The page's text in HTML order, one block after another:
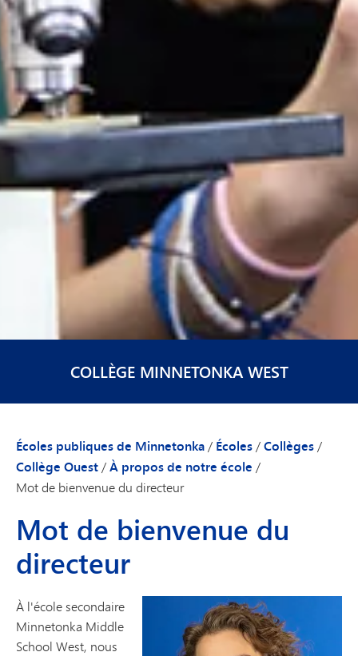
COLLÈGE MINNETONKA WEST
Écoles publiques de Minnetonka/ Écoles/Collèges/
Collège Ouest/À propos de notre école /
Mot de bienvenue du directeur
Mot de bienvenue du
directeur
À l'école secondaire
Minnetonka Middle
School West, nous